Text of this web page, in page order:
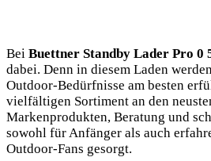
Bei Buettner Standby‍ Lader Pro 0
dabei. Denn in diesem Laden‌
Outdoor-Bedürfnisse ⁤am besten
vielfältigen Sortiment an den
Markenprodukten, Beratung und
sowohl für Anfänger als auch
Outdoor-Fans gesorgt.